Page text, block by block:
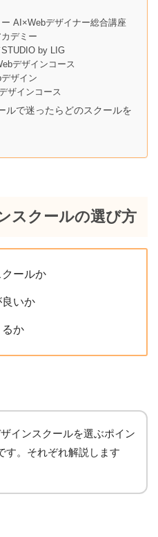
AI×Webデザイナー総合講座
デミー
by LIG
デザインコース
ザイン
ザインコース
ルで迷ったらどのスクールを
スクールの選び方
ールか
いか
か
インスクールを選ぶポイン
す。それぞれ解説します